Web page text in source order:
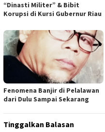
“Dinasti Militer” & Bibit
Korupsi di Kursi Gubernur Riau
Fenomena Banjir di Pelalawan
dari Dulu Sampai Sekarang
Tinggalkan Balasan